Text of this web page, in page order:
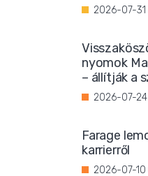
2026-07-31
nyomok
– állítják a
2026-07-24
Farage
karrierről
2026-07-10